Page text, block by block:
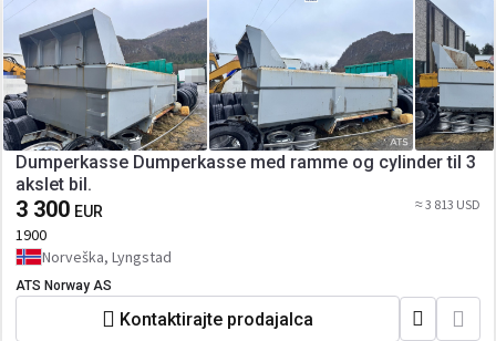
Dumperkasse Dumperkasse med ramme og cylinder til 3
akslet bil.
3 300 EUR ≈ 3 813 USD
1900
Norveška, Lyngstad
ATS Norway AS
Kontaktirajte prodajalca